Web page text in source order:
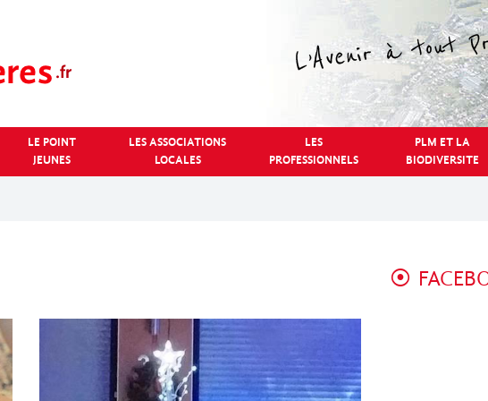
LE POINT
JEUNES
LES ASSOCIATIONS
LOCALES
LES
PROFESSIONNELS
PLM ET LA
BIODIVERSITE